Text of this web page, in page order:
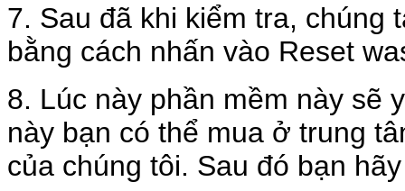
7. Sau đã khi kiểm tra, chúng
bằng cách nhấn vào Reset
8. Lúc này phần mềm này sẽ
này bạn có thể mua ở trung
của chúng tôi. Sau đó bạn